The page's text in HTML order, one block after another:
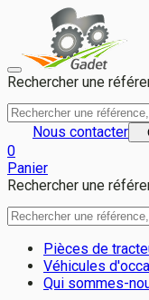
Reducteur pont ar
Rechercher une
Nous contacter
0
Panier
Rechercher une
Pièces de
Véhicules
Qui sommes-